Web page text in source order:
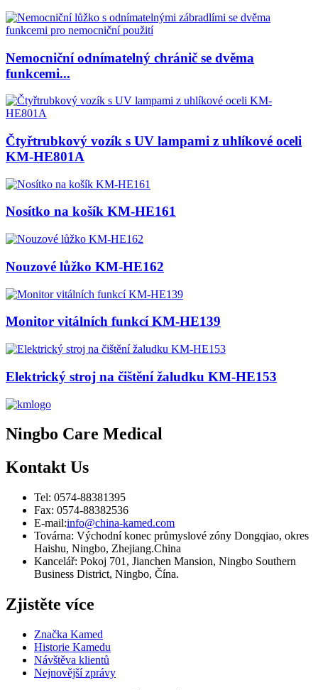
Nemocniční odnímatelný chránič se dvěma
funkcemi...
Čtyřtrubkový vozík s UV lampami z uhlíkové oceli
KM-HE801A
Nosítko na košík KM-HE161
Nouzové lůžko KM-HE162
Monitor vitálních funkcí KM-HE139
Elektrický stroj na čištění žaludku KM-HE153
Ningbo Care Medical
Kontakt Us
Tel: 0574-88381395
Fax: 0574-88382536
E-mail:info@china-kamed.com
Továrna: Východní konec průmyslové zóny Dongqiao, okres
Haishu, Ningbo, Zhejiang.China
Kancelář: Pokoj 701, Jianchen Mansion, Ningbo Southern
Business District, Ningbo, Čína.
Zjistěte více
Značka Kamed
Historie Kamedu
Návštěva klientů
Nejnovější zprávy